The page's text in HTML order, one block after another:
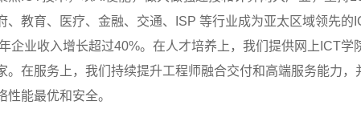
教育、医疗、金融、交通、ISP 等行业成为亚太区域领先的
企业收入增长超过40%。在人才培养上，我们提供网上ICT学
在服务上，我们持续提升工程师融合交付和高端服务能力，
能最优和安全。